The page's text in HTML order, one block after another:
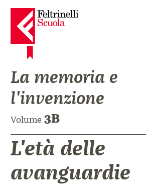
La memoria e
l'invenzione
Volume 3B
L'età delle
avanguardie